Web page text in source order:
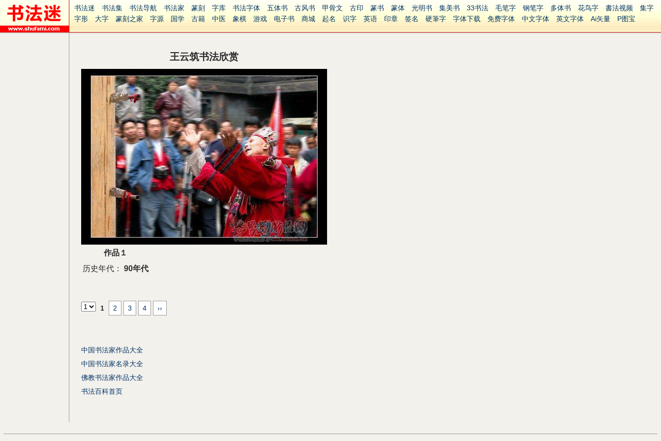
书法迷 书法集 书法导航 书法家 篆刻 字库 书法字体 五体书 古风书 甲骨文 古印 篆书 篆体 光明书 集美书 33书法 毛笔字 钢笔字 多体书 花鸟字 書法视频
集字
字形
大字 篆刻之家 字源 国学 古籍 中医 象棋 游戏 电子书 商城 起名 识字 英语 印章 签名 硬筆字 字体下载 免费字体 中文字体 英文字体 Ai矢量
P图宝
王云筑书法欣赏
作品１
历史年代：
90年代
1 2 3 4 ››
中国书法家作品大全
中国书法家名录大全
佛教书法家作品大全
书法百科首页